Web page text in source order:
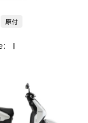
原付
Ⅰ